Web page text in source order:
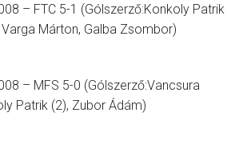
– FTC 5-1 (Gólszerző:Konkoly Patrik
Márton, Galba Zsombor)
– MFS 5-0 (Gólszerző:Vancsura
Patrik (2), Zubor Ádám)